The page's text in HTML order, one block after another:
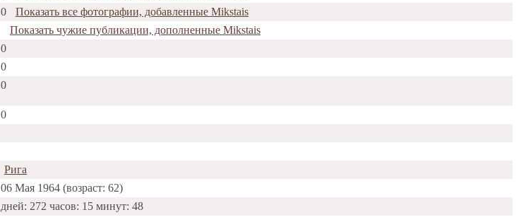
0
Показать все фотографии, добавленные Mikstais
Показать чужие публикации, дополненные Mikstais
0
0
0
0
Рига
06 Мая 1964 (возраст: 62)
дней: 272 часов: 15 минут: 48